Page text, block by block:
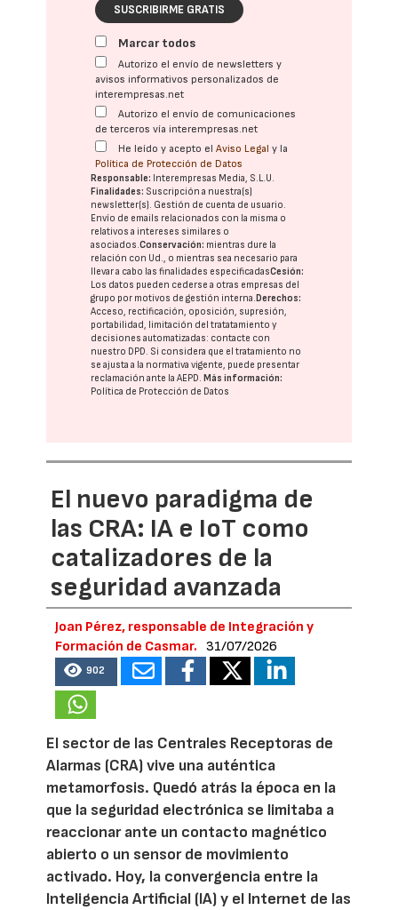
SUSCRIBIRME GRATIS
Marcar todos
Autorizo el envío de newsletters y
avisos informativos personalizados de
interempresas.net
Autorizo el envío de comunicaciones
de terceros vía interempresas.net
He leído y acepto elAviso Legal y la
Política de Protección de Datos
Responsable: Interempresas Media, S.L.U.
Finalidades: Suscripción a nuestra(s)
newsletter(s). Gestión de cuenta de usuario.
Envío de emails relacionados con la misma o
relativos a intereses similares o
asociados.Conservación: mientras dure la
relación con Ud., o mientras sea necesario para
llevar a cabo las finalidades especificadasCesión:
Los datos pueden cederse a otras empresas del
grupo por motivos de gestión interna.Derechos:
Acceso, rectificación, oposición, supresión,
portabilidad, limitación del tratatamiento y
decisiones automatizadas: contacte con
nuestro DPD. Si considera que el tratamiento no
se ajusta a la normativa vigente, puede presentar
reclamación ante laAEPD.Más información:
Política de Protección de Datos
El nuevo paradigma de
las CRA: IA e IoT como
catalizadores de la
seguridad avanzada
Joan Pérez, responsable de Integración y
Formación de Casmar.
31/07/2026
902
El sector de las Centrales Receptoras de
Alarmas (CRA) vive una auténtica
metamorfosis. Quedó atrás la época en la
que la seguridad electrónica se limitaba a
reaccionar ante un contacto magnético
abierto o un sensor de movimiento
activado. Hoy, la convergencia entre la
Inteligencia Artificial (IA) y el Internet de las